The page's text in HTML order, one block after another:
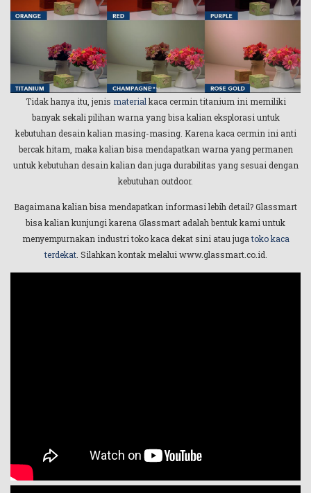
Tidak hanya itu, jenis material kaca cermin titanium ini memiliki
banyak sekali pilihan warna yang bisa kalian eksplorasi untuk
kebutuhan desain kalian masing-masing. Karena kaca cermin ini anti
bercak hitam, maka kalian bisa mendapatkan warna yang permanen
untuk kebutuhan desain kalian dan juga durabilitas yang sesuai dengan
kebutuhan outdoor.
Bagaimana kalian bisa mendapatkan informasi lebih detail? Glassmart
bisa kalian kunjungi karena Glassmart adalah bentuk kami untuk
menyempurnakan industri toko kaca dekat sini atau jugatoko kaca
terdekat. Silahkan kontak melalui www.glassmart.co.id.